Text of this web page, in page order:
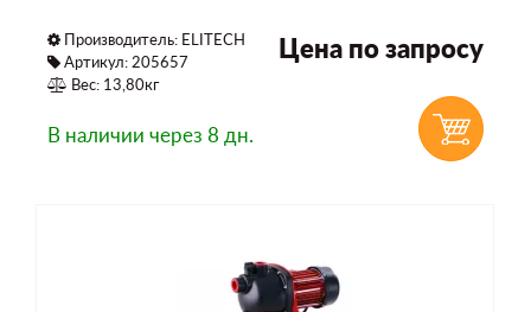
Производитель: ELITECH
Артикул: 205657
Вес: 13,80кг
Цена по запросу
В наличии через 8 дн.